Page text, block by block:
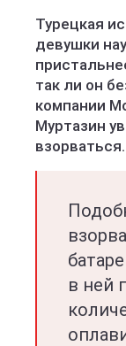
Турецкая
девушки
так ли он
компании
Муртазин
взорваться.
в ней